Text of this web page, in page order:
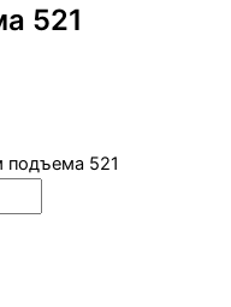
521
подъема 521